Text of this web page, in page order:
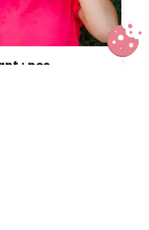
: nos